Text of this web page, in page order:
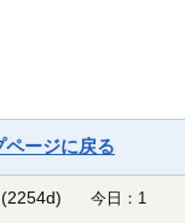
ージに戻る
今日：1